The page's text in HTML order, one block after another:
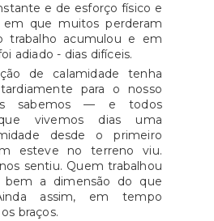
e de esforço físico e
em que muitos perderam
trabalho acumulou e em
adiado - dias difíceis.
de calamidade tenha
para o nosso
sabemos — e todos
vivemos dias uma
desde o primeiro
esteve no terreno viu.
sentiu. Quem trabalhou
bem a dimensão do que
assim, em tempo
braços.